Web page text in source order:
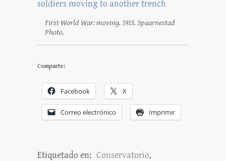
First World War: moving. 1915. Spaarnestad
Photo.
Comparte:
Facebook X
Correo electrónico Imprimir
Etiquetado en: Conservatorio,